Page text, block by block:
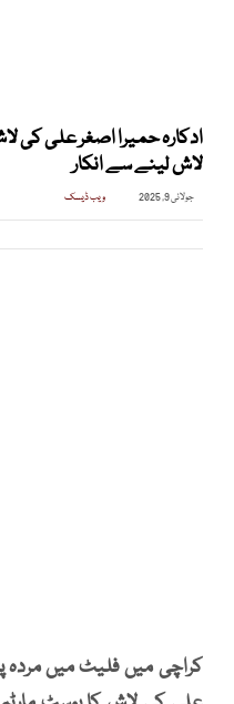
ادکارہ حمیرا اصغر علی کی
لاش لینے سے انکار
جولائی 9, 2025 ویب ڈیسک
کراچی میں فلیٹ میں مردہ